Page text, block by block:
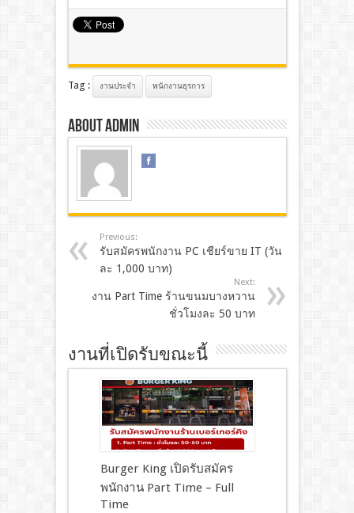
Tag : งานประจำ พนักงานธุรการ
About admin
Previous:
รับสมัครพนักงาน PC เชียร์ขาย IT (วัน
ละ 1,000 บาท)
Next:
งาน Part Time ร้านขนมบางหวาน
ชั่วโมงละ 50 บาท
งานที่เปิดรับขณะนี้
Burger King เปิดรับสมัคร
พนักงาน Part Time – Full
Time